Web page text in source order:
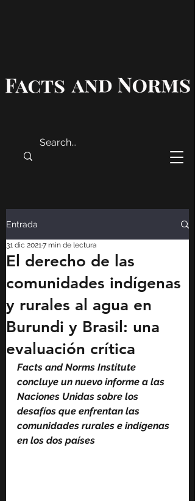
Entrada
El derecho de las
comunidades indígenas
y rurales al agua en
Burundi y Brasil: una
evaluación crítica
31 dic 20217 min de lectura
Facts and Norms Institute
concluye un nuevo informe a las
Naciones Unidas sobre los
desafíos que enfrentan las
comunidades rurales e indígenas
en los dos países